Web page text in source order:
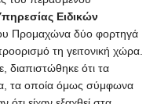
Ειδικών
Προμαχώνα δύο φορτηγά
τη γειτονική χώρα.
διαπιστώθηκε ότι τα
τα οποία όμως σύμφωνα